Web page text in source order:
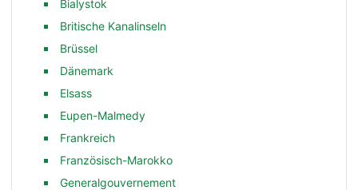
Bialystok
Britische Kanalinseln
Brüssel
Dänemark
Elsass
Eupen-Malmedy
Frankreich
Französisch-Marokko
Generalgouvernement